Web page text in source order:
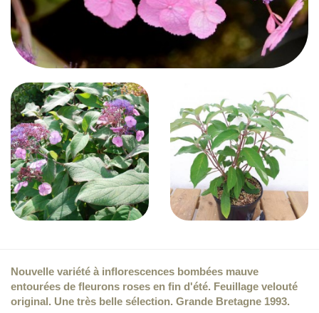
Nouvelle variété à inflorescences bombées mauve
entourées de fleurons roses en fin d'été. Feuillage velouté
original. Une très belle sélection. Grande Bretagne 1993.